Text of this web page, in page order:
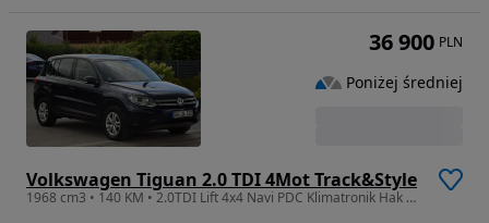
Volkswagen Tiguan 2.0 TDI 4Mot Track&Style
1968 cm3 • 140 KM • 2.0TDI Lift 4x4 Navi PDC Klimatronik Hak Sprowadzony Opłacony
36 900 PLN
Poniżej średniej